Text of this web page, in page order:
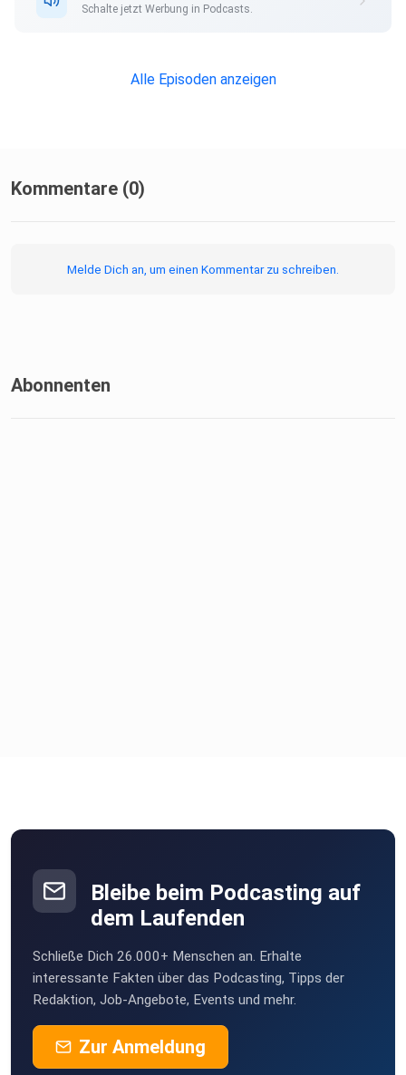
Schalte jetzt Werbung in Podcasts.
Alle Episoden anzeigen
Kommentare (0)
Melde Dich an, um einen Kommentar zu schreiben.
Abonnenten
Bleibe beim Podcasting auf
dem Laufenden
Schließe Dich 26.000+ Menschen an. Erhalte
interessante Fakten über das Podcasting, Tipps der
Redaktion, Job-Angebote, Events und mehr.
Zur Anmeldung